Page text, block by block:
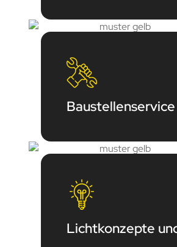
Baustellenservice
Lichtkonzepte